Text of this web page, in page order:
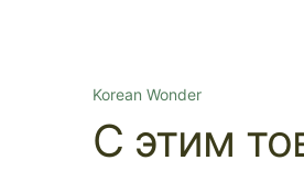
Korean Wonder
С этим